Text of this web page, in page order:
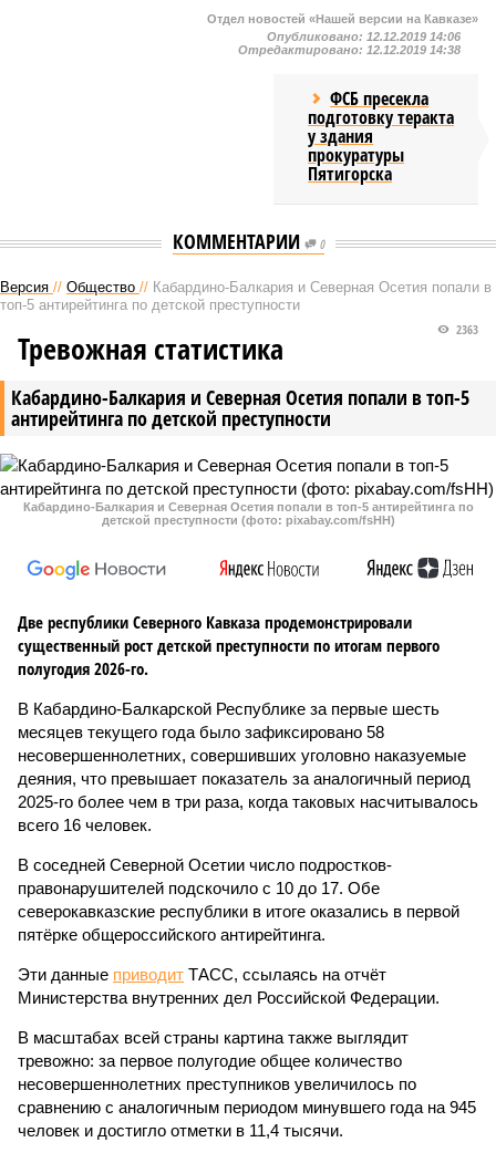
Отдел новостей «Нашей версии на Кавказе»
Опубликовано: 12.12.2019 14:06
Отредактировано: 12.12.2019 14:38
ФСБ пресекла
подготовку теракта
у здания
прокуратуры
Пятигорска
КОММЕНТАРИИ 0
Версия // Общество // Кабардино-Балкария и Северная Осетия попали в
топ-5 антирейтинга по детской преступности
Кабардино-Балкария и Северная Осетия попали в топ-5
антирейтинга по детской преступности
2363
Тревожная статистика
Кабардино-Балкария и Северная Осетия попали в топ-5 антирейтинга по
детской преступности (фото: pixabay.com/fsHH)
Две республики Северного Кавказа продемонстрировали
существенный рост детской преступности по итогам первого
полугодия 2026-го.
В Кабардино-Балкарской Республике за первые шесть
месяцев текущего года было зафиксировано 58
несовершеннолетних, совершивших уголовно наказуемые
деяния, что превышает показатель за аналогичный период
2025-го более чем в три раза, когда таковых насчитывалось
всего 16 человек.
В соседней Северной Осетии число подростков-
правонарушителей подскочило с 10 до 17. Обе
северокавказские республики в итоге оказались в первой
пятёрке общероссийского антирейтинга.
Эти данные приводит ТАСС, ссылаясь на отчёт
Министерства внутренних дел Российской Федерации.
В масштабах всей страны картина также выглядит
тревожно: за первое полугодие общее количество
несовершеннолетних преступников увеличилось по
сравнению с аналогичным периодом минувшего года на 945
человек и достигло отметки в 11,4 тысячи.